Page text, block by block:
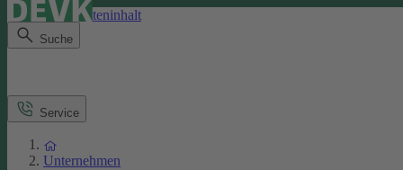
Direkt zum Seiteninhalt
Suche
Service
Unternehmen